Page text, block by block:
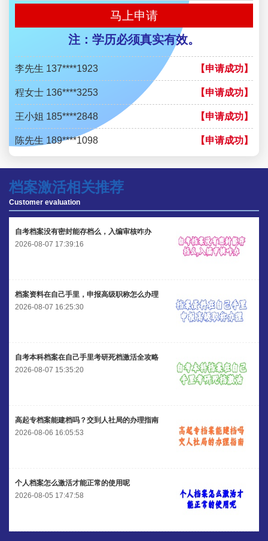
马上申请
注：学历必须真实有效。
陈先生 158****3306
李先生 137****1923 【申请成功】
程女士 136****3253 【申请成功】
王小姐 185****2848 【申请成功】
陈先生 189****1098 【申请成功】
程女士 134****3518
王小姐 181****2354 【申请成功】
陈先生 158****3306
【申请成功】
王小姐 185****2848 【申请成功】
李先生 135****3338
档案激活相关推荐
Customer evaluation
自考档案没有密封能存档么，入编审核咋办
2026-08-07 17:39:16
档案资料在自己手里，申报高级职称怎么办理
2026-08-07 16:25:30
自考本科档案在自己手里考研死档激活全攻略
2026-08-07 15:35:20
高起专档案能建档吗？交到人社局的办理指南
2026-08-06 16:05:53
个人档案怎么激活才能正常的使用呢
2026-08-05 17:47:58